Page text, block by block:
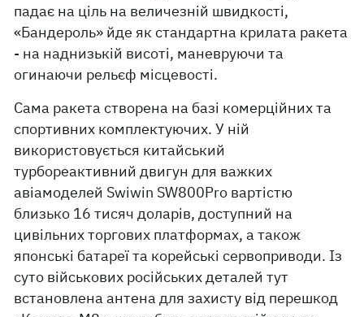
падає на ціль на величезній швидкості,
«Бандероль» йде як стандартна крилата ракета
- на наднизькій висоті, маневруючи та
огинаючи рельєф місцевості.
Сама ракета створена на базі комерційних та
спортивних комплектуючих. У ній
використовується китайський
турбореактивний двигун для важких
авіамоделей Swiwin SW800Pro вартістю
близько 16 тисяч доларів, доступний на
цивільних торгових платформах, а також
японські батареї та корейські сервоприводи. Із
суто військових російських деталей тут
встановлена антена для захисту від перешкод